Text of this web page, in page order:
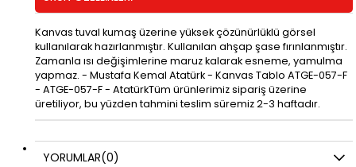
Kanvas tuval kumaş üzerine yüksek çözünürlüklü görsel
kullanılarak hazırlanmıştır. Kullanılan ahşap şase fırınlanmıştır.
Zamanla ısı değişimlerine maruz kalarak esneme, yamulma
yapmaz. - Mustafa Kemal Atatürk - Kanvas Tablo ATGE-057-F
- ATGE-057-F - AtatürkTüm ürünlerimiz sipariş üzerine
üretiliyor, bu yüzden tahmini teslim süremiz 2-3 haftadır.
YORUMLAR(0)